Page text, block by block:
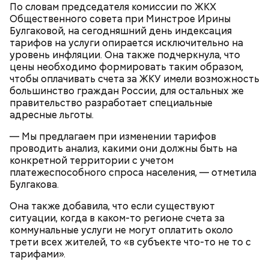
По словам председателя комиссии по ЖКХ
Общественного совета при Минстрое Ирины
Булгаковой, на сегодняшний день индексация
тарифов на услуги опирается исключительно на
уровень инфляции. Она также подчеркнула, что
цены необходимо формировать таким образом,
чтобы оплачивать счета за ЖКУ имели возможность
большинство граждан России, для остальных же
правительство разработает специальные
адресные льготы.
— Мы предлагаем при изменении тарифов
проводить анализ, какими они должны быть на
конкретной территории с учетом
платежеспособного спроса населения, — отметила
Булгакова.
Она также добавила, что если существуют
ситуации, когда в каком-то регионе счета за
коммунальные услуги не могут оплатить около
трети всех жителей, то «в субъекте что-то не то с
тарифами».
стремительно слабеет, «Вечерней Москве»
рассказал экономист Николай Кульбака. Он
отметил, что разовые колебания курса не связаны с
серьезными внешними эффектами и очевидными
внешними событиями. Такие колебания не